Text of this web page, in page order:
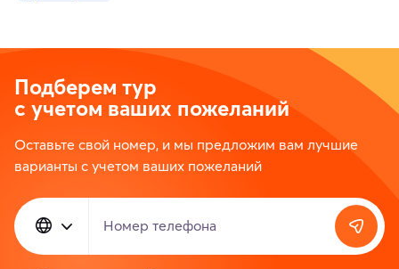
Подберем тур
с учетом ваших пожеланий
Оставьте свой номер, и мы предложим вам лучшие
варианты с учетом ваших пожеланий
Номер телефона